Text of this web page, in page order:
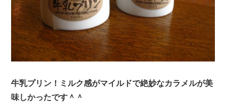
牛乳プリン！ミルク感がマイルドで絶妙なカラメルが美
味しかったです＾＾